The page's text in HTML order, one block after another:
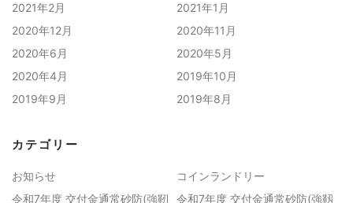
2021年2月
2021年1月
2020年12月
2020年11月
2020年6月
2020年5月
2020年4月
2019年10月
2019年9月
2019年8月
カテゴリー
お知らせ
コインランドリー
令和7年度 交付金通常砂防(強靭
令和7年度 交付金通常砂防(強靱